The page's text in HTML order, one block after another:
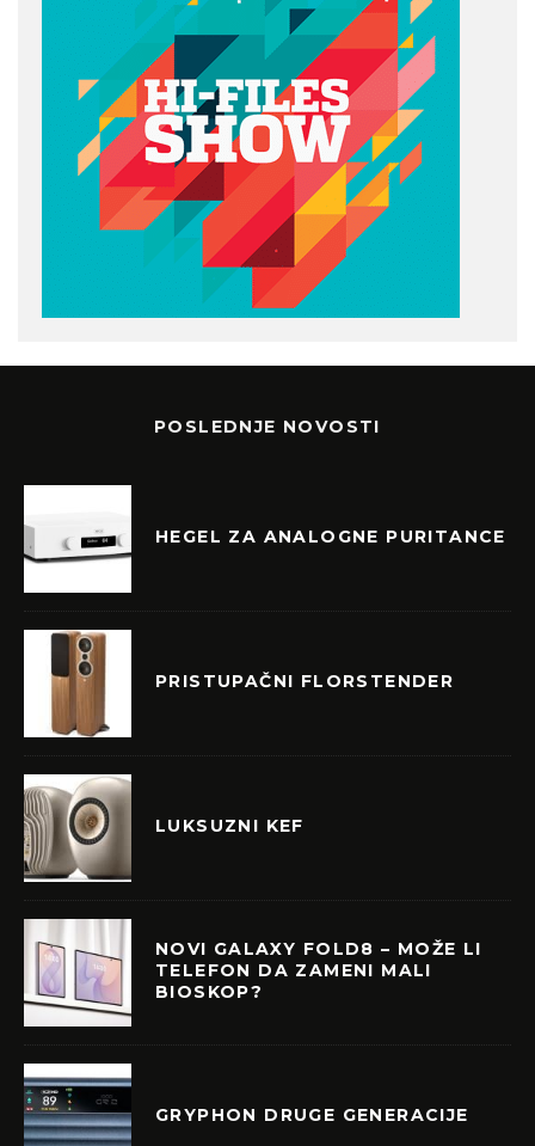
POSLEDNJE NOVOSTI
HEGEL ZA ANALOGNE PURITANCE
PRISTUPAČNI FLORSTENDER
LUKSUZNI KEF
NOVI GALAXY FOLD8 – MOŽE LI
TELEFON DA ZAMENI MALI
BIOSKOP?
GRYPHON DRUGE GENERACIJE